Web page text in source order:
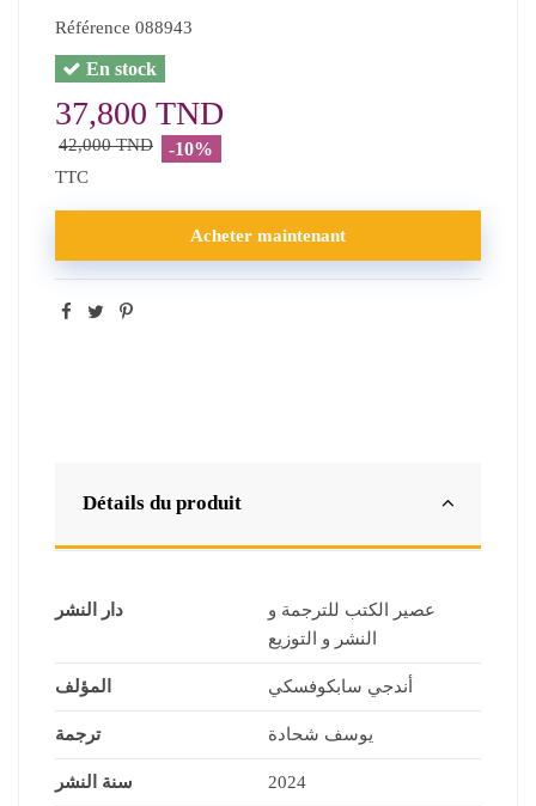
Référence 088943
En stock
37,800 TND
42,000 TND -10%
TTC
Acheter maintenant
Détails du produit
دار النشر
عصير الكتب للترجمة و
النشر و التوزيع
المؤلف أندجي سابكوفسكي
ترجمة يوسف شحادة
سنة النشر 2024